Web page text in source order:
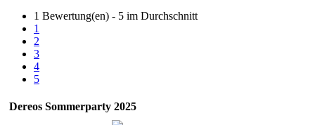
1 Bewertung(en) - 5 im Durchschnitt
1
2
3
4
5
Dereos Sommerparty 2025